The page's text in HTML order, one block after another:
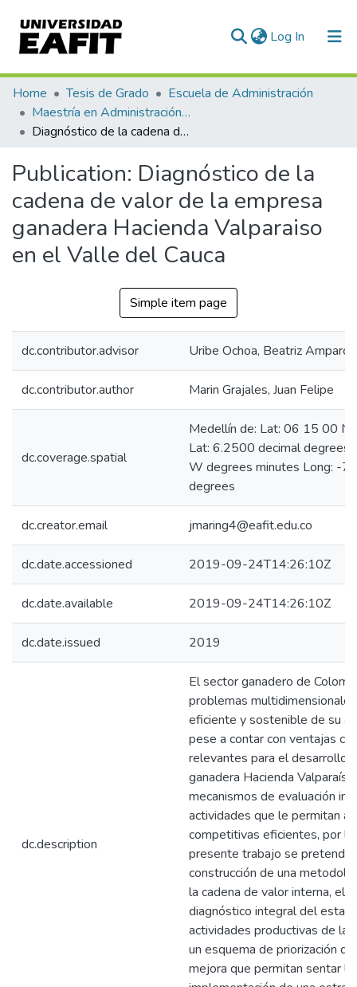
Log In (current)
Communities & Collections
All of DSpace
Home Tesis de Grado
Escuela de Administración
Maestría en Administración - MBA (tesis)
Diagnóstico de la cadena de valor de la empresa ganadera Hacienda Valparaiso en el Valle del Cauca
Publication: Diagnóstico de la
cadena de valor de la empresa
ganadera Hacienda Valparaiso
en el Valle del Cauca
Simple item page
dc.contributor.advisor Uribe Ochoa, Beatriz Amparo
dc.contributor.author Marin Grajales, Juan Felipe
dc.coverage.spatial
Medellín de: Lat: 06 15 00 N
Lat: 6.2500 decimal
W degrees minutes Long: -
degrees
dc.creator.email jmaring4@eafit.edu.co
dc.date.accessioned 2019-09-24T14:26:10Z
dc.date.available 2019-09-24T14:26:10Z
dc.date.issued 2019
dc.description
El sector ganadero de
problemas
eficiente y sostenible de su
pese a contar con ventajas
relevantes para el desarrollo
ganadera Hacienda
mecanismos de evaluación
actividades que le permitan
competitivas eficientes, por
presente trabajo se
construcción de una
la cadena de valor interna,
diagnóstico integral del
actividades productivas de la
un esquema de priorización
mejora que permitan sentar